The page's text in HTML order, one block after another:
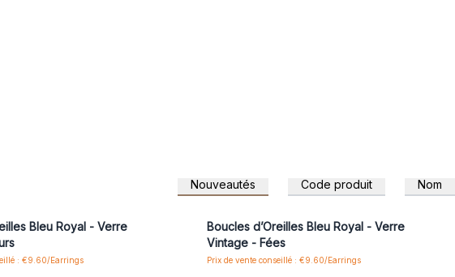
Nouveautés Code produit Nom
Bleu Royal - Verre
: €9.60/Earrings
Connectez-vous ou inscrivez-vous pour accéder
aux prix de gros
Boucles d’Oreilles Bleu Royal - Verre
Vintage - Fées
Prix de vente conseillé : €9.60/Earrings